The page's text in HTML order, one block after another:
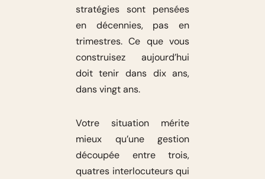
stratégies sont pensées
en décennies, pas en
trimestres. Ce que vous
construisez aujourd’hui
doit tenir dans dix ans,
dans vingt ans.
Votre situation mérite
mieux qu’une gestion
découpée entre trois,
quatres interlocuteurs qui